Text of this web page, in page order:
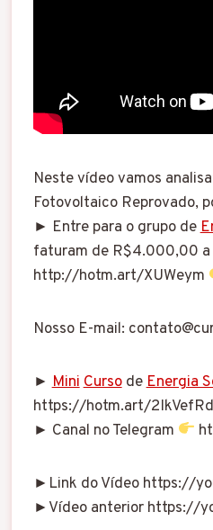
Neste vídeo vamos
Fotovoltaico Reprovado,
► Entre para o grupo de
faturam de R$4.000,00
http://hotm.art/XUWeym
Nosso E-mail:
►MiniCursodeEnergia
https://hotm.art/2IkVefRd
► Canal no Telegram
►Link do Vídeo https://
►Vídeo anterior https://